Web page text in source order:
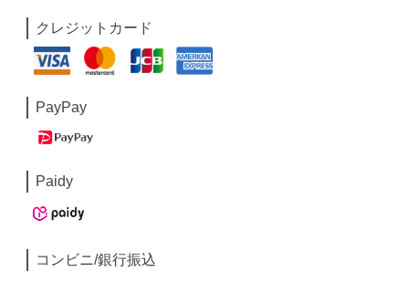
クレジットカード
PayPay
Paidy
コンビニ/銀行振込